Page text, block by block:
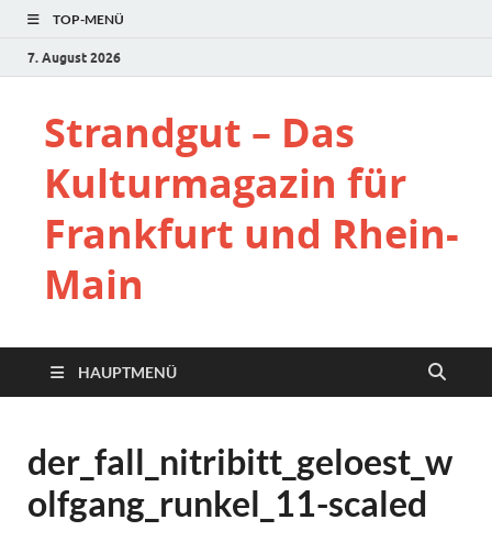
TOP-MENÜ
7. August 2026
Strandgut – Das
Kulturmagazin für
Frankfurt und Rhein-
Main
HAUPTMENÜ
der_fall_nitribitt_geloest_w
olfgang_runkel_11-scaled